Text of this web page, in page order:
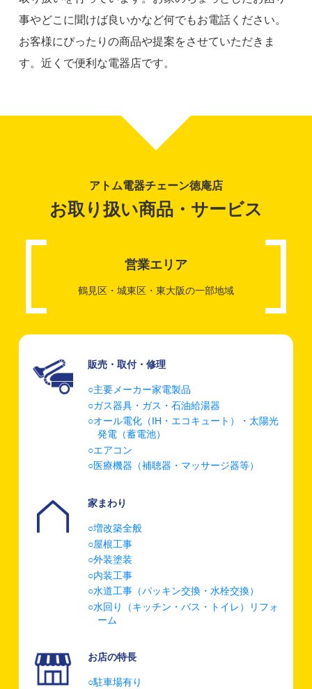
事やどこに聞けば良いかなど何でもお電話ください。
お客様にぴったりの商品や提案をさせていただきま
す。近くで便利な電器店です。
アトム電器チェーン徳庵店
お取り扱い商品・ サービス
営業エリア
鶴見区・城東区・東大阪の一部地域
販売・取付・修理
主要メーカー家電製品
ガス器具・ガス・石油給湯器
オール電化（IH・エコキュート）・太陽光
発電（蓄電池）
エアコン
医療機器（補聴器・マッサージ器等）
家まわり
増改築全般
屋根工事
外装塗装
内装工事
水道工事（パッキン交換・水栓交換）
水回り（キッチン・バス・トイレ）リフォ
ーム
お店の特長
駐車場有り